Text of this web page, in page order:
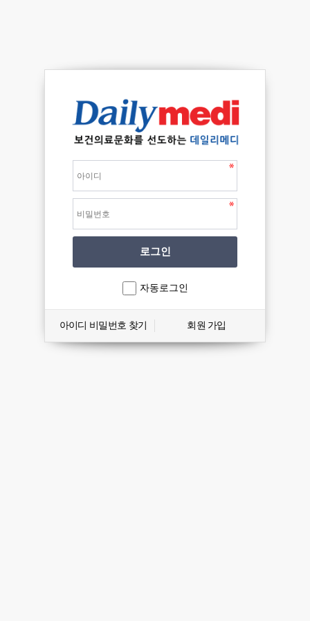
자동로그인
아이디 비밀번호 찾기 회원 가입